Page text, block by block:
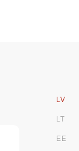
LV
LT
EE